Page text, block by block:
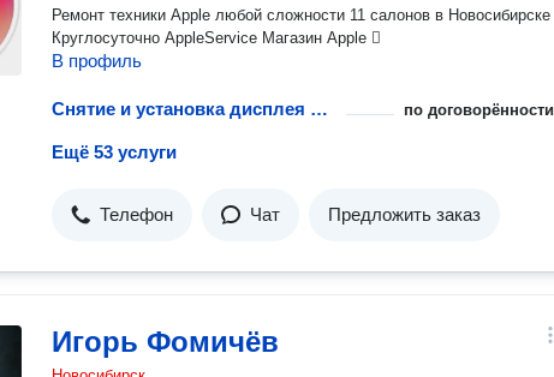
Ремонт техники Apple любой сложности 11 салонов в Новосибирске
Круглосуточно AppleService Магазин Apple 
В профиль
Снятие и установка дисплея в сборе телефона или планшета по договорённости
Ещё 53 услуги
Телефон Чат Предложить заказ
Игорь Фомичёв